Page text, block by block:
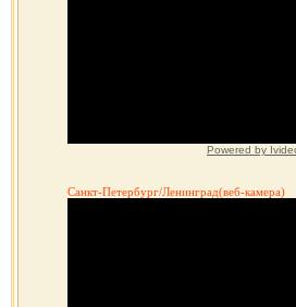
Powered by
Санкт-Петербург/Ленинград(веб-камера)